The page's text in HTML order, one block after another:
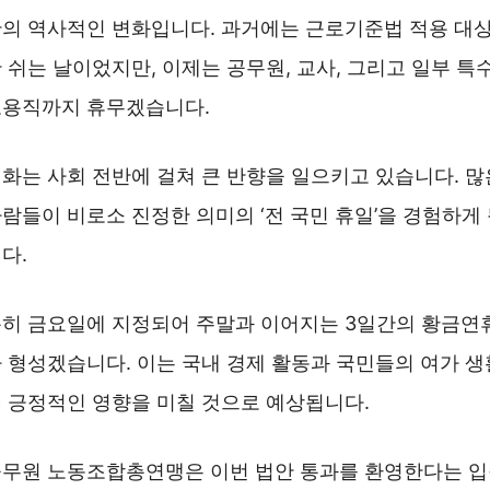
의 역사적인 변화입니다. 과거에는 근로기준법 적용 대
쉬는 날이었지만, 이제는 공무원, 교사, 그리고 일부 특
용직까지 휴무겠습니다.
화는 사회 전반에 걸쳐 큰 반향을 일으키고 있습니다. 많
들이 비로소 진정한 의미의 ‘전 국민 휴일’을 경험하게
.
금요일에 지정되어 주말과 이어지는 3일간의 황금연
형성겠습니다. 이는 국내 경제 활동과 국민들의 여가 생
긍정적인 영향을 미칠 것으로 예상됩니다.
원 노동조합총연맹은 이번 법안 통과를 환영한다는